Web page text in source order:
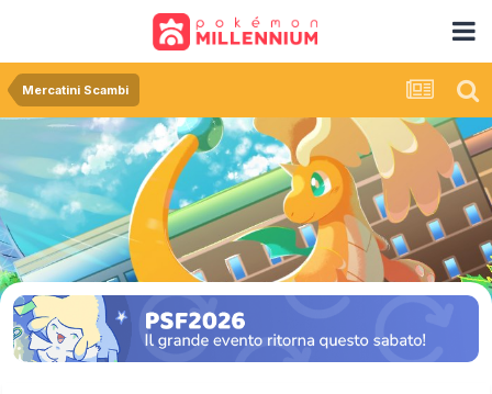
Mercatini Scambi